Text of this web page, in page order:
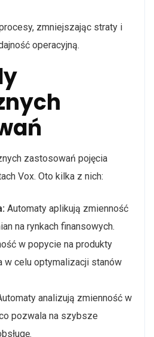
zmniejszając straty i
operacyjną.
zastosowań pojęcia
Vox. Oto kilka z nich:
Automaty aplikują zmienność
na rynkach finansowych.
w popycie na produkty
w celu optymalizacji stanów
analizują zmienność w
pozwala na szybsze